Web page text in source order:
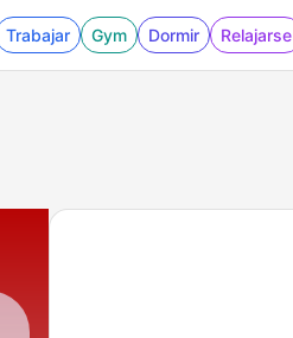
Trabajar Gym Dormir Relajarse